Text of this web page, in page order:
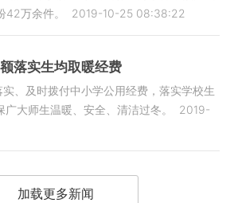
万余件。
2019-10-25 08:38:22
落实生均取暖经费
、及时拨付中小学公用经费，落实学校生
大师生温暖、安全、清洁过冬。
2019-
加载更多新闻